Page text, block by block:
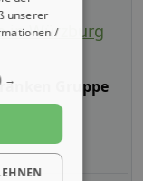
in Würzburg
Gruppe
unserer
/
→